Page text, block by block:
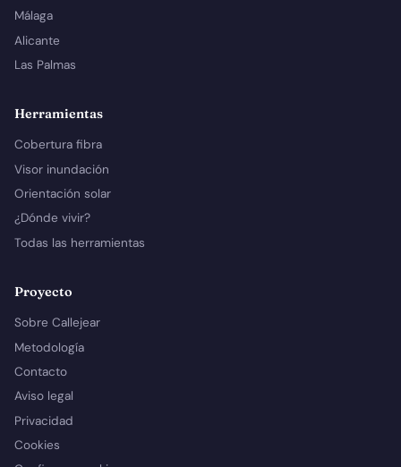
Málaga
Alicante
Las Palmas
Herramientas
Cobertura fibra
Visor inundación
Orientación solar
¿Dónde vivir?
Todas las herramientas
Proyecto
Sobre Callejear
Metodología
Contacto
Aviso legal
Privacidad
Cookies